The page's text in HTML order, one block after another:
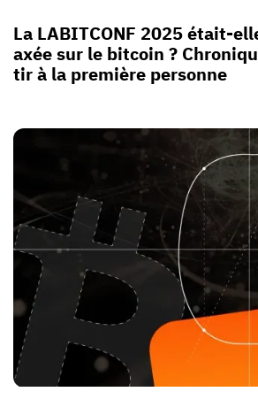
La LABITCONF 2025 était-
axée sur le bitcoin ?
tir à la première personne